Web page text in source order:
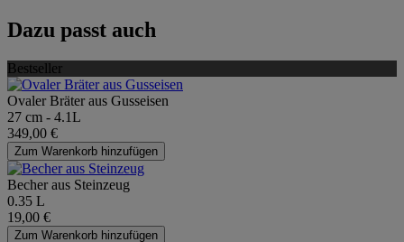
Dazu passt auch
Bestseller
Ovaler Bräter aus Gusseisen
27 cm - 4.1L
349,00 €
Zum Warenkorb hinzufügen
Becher aus Steinzeug
0.35 L
19,00 €
Zum Warenkorb hinzufügen